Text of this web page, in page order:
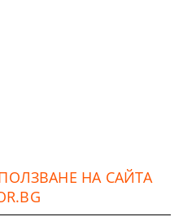
НА САЙТА